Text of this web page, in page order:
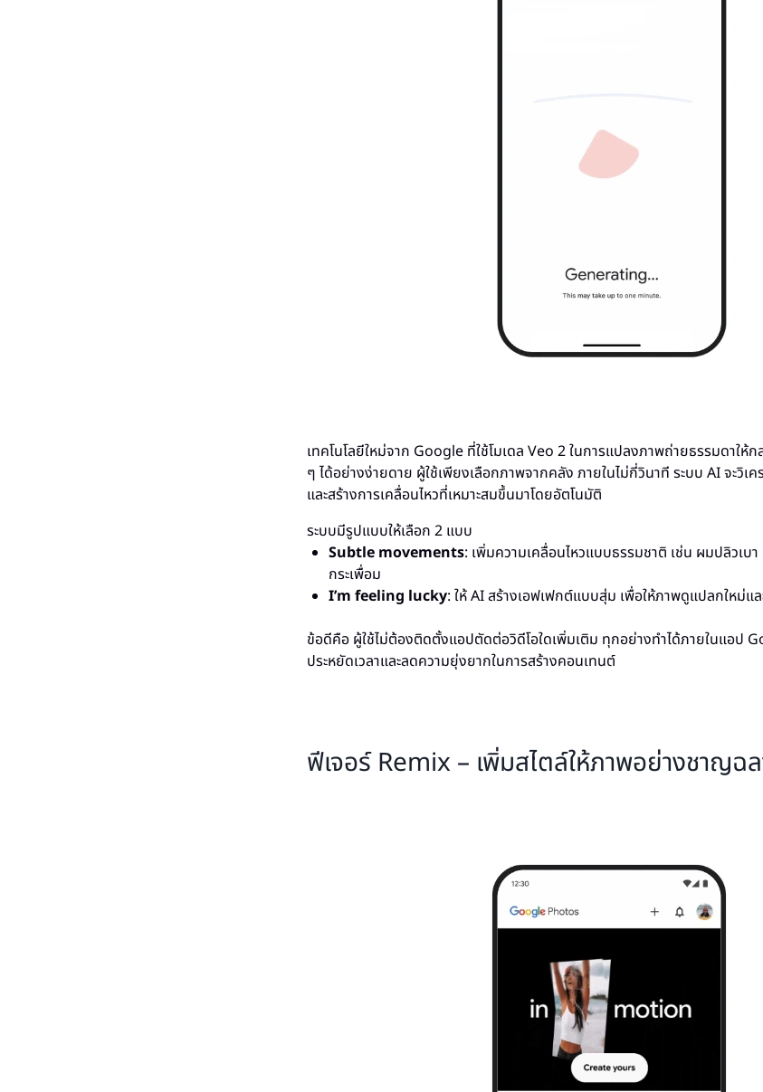
เทคโนโลยีใหม่จาก Google ที่ใช้โมเดล Veo 2 ในการแปลงภาพถ่ายธรรมดาให้ก
ๆ ได้อย่างง่ายดาย ผู้ใช้เพียงเลือกภาพจากคลัง ภายในไม่กี่วินาที ระบบ AI จะวิเ
และสร้างการเคลื่อนไหวที่เหมาะสมขึ้นมาโดยอัตโนมัติ
ระบบมีรูปแบบให้เลือก 2 แบบ
Subtle movements: เพิ่มความเคลื่อนไหวแบบธรรมชาติ เช่น ผมปลิวเบา
กระเพื่อม
I’m feeling lucky: ให้ AI สร้างเอฟเฟกต์แบบสุ่ม เพื่อให้ภาพดูแปลกใหม่แ
ข้อดีคือ ผู้ใช้ไม่ต้องติดตั้งแอปตัดต่อวิดีโอใดเพิ่มเติม ทุกอย่างทำได้ภายในแอป
ประหยัดเวลาและลดความยุ่งยากในการสร้างคอนเทนต์
ฟีเจอร์ Remix – เพิ่มสไตล์ให้ภาพอย่างชาญฉ